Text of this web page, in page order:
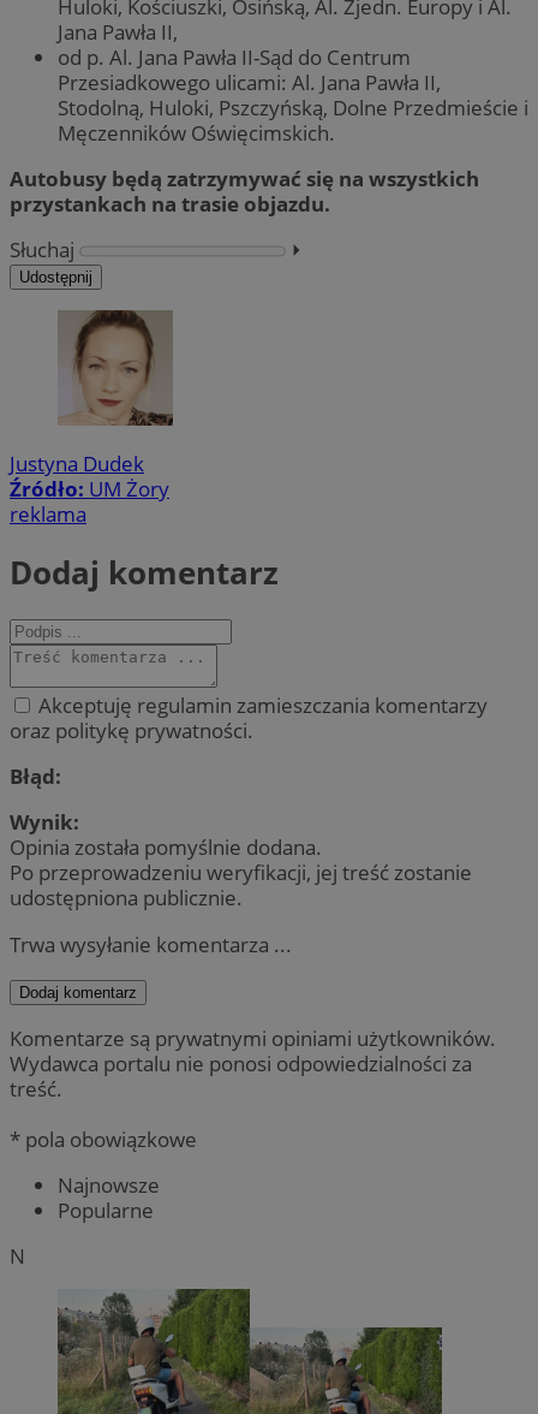
Huloki, Kościuszki, Osińską, Al. Zjedn. Europy i Al.
Jana Pawła II,
od p. Al. Jana Pawła II-Sąd do Centrum
Przesiadkowego ulicami: Al. Jana Pawła II,
Stodolną, Huloki, Pszczyńską, Dolne Przedmieście i
Męczenników Oświęcimskich.
Autobusy będą zatrzymywać się na wszystkich
przystankach na trasie objazdu.
Słuchaj
⏵︎
Udostępnij
Justyna Dudek
Źródło: UM Żory
reklama
Dodaj komentarz
Akceptuję regulamin zamieszczania komentarzy
oraz politykę prywatności.
Błąd:
Wynik:
Opinia została pomyślnie dodana.
Po przeprowadzeniu weryfikacji, jej treść zostanie
udostępniona publicznie.
Trwa wysyłanie komentarza ...
Dodaj komentarz
Komentarze są prywatnymi opiniami użytkowników.
Wydawca portalu nie ponosi odpowiedzialności za
treść.
* pola obowiązkowe
Najnowsze
Popularne
N